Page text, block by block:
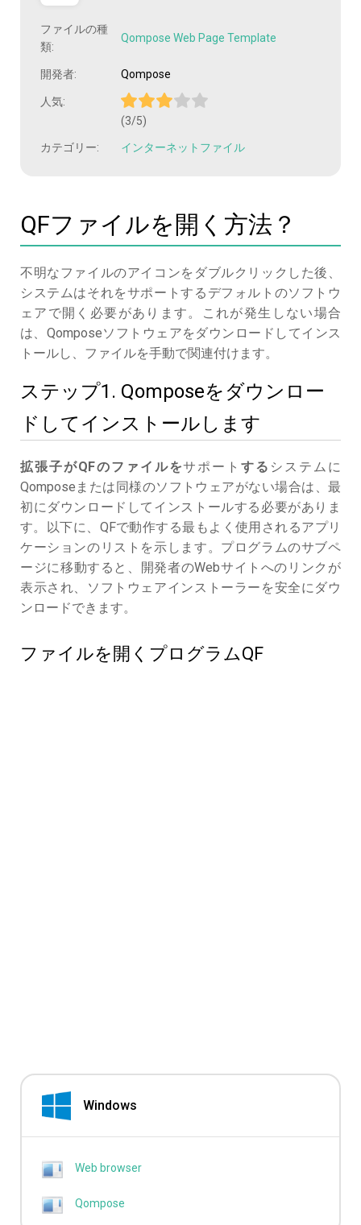
ファイルの種
類:
Qompose Web Page Template
開発者: Qompose
人気:
(3/5)
カテゴリー: インターネットファイル
QFファイルを開く方法？
不明なファイルのアイコンをダブルクリックした後、
システムはそれをサポートするデフォルトのソフトウ
ェアで開く必要があります。これが発生しない場合
は、Qomposeソフトウェアをダウンロードしてインス
トールし、ファイルを手動で関連付けます。
ステップ1. Qomposeをダウンロー
ドしてインストールします
拡張子がQFのファイルをサポートする システムに
Qomposeまたは同様のソフトウェアがない場合は、最
初にダウンロードしてインストールする必要がありま
す。以下に、QFで動作する最もよく使用されるアプリ
ケーションのリストを示します。プログラムのサブペ
ージに移動すると、開発者のWebサイトへのリンクが
表示され、ソフトウェアインストーラーを安全にダウ
ンロードできます。
ファイルを開くプログラムQF
Windows
Web browser
Qompose